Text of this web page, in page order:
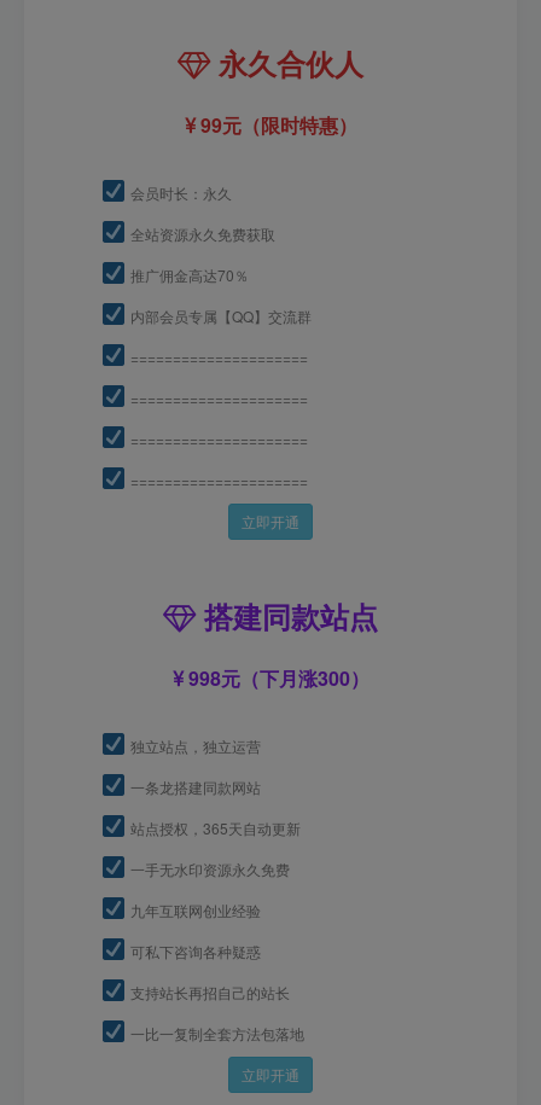
永久合伙人
99元（限时特惠）
会员时长：永久
全站资源永久免费获取
推广佣金高达70％
内部会员专属【QQ】交流群
=====================
=====================
=====================
=====================
立即开通
搭建同款站点
998元（下月涨300）
独立站点，独立运营
一条龙搭建同款网站
站点授权，365天自动更新
一手无水印资源永久免费
九年互联网创业经验
可私下咨询各种疑惑
支持站长再招自己的站长
一比一复制全套方法包落地
立即开通